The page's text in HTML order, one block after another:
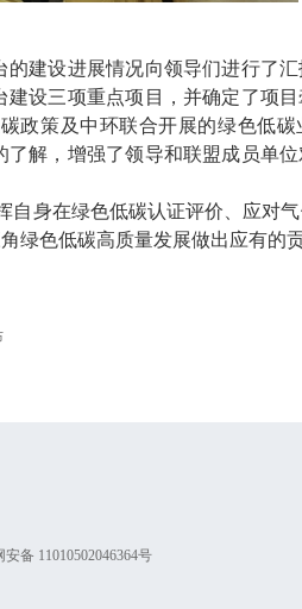
建设进展情况向领导们进行了
设三项重点项目，并确定了项目
政策及中环联合开展的绿色低碳
解，增强了领导和联盟成员单
身在绿色低碳认证评价、应对气
绿色低碳高质量发展做出应有的贡
安备 11010502046364号